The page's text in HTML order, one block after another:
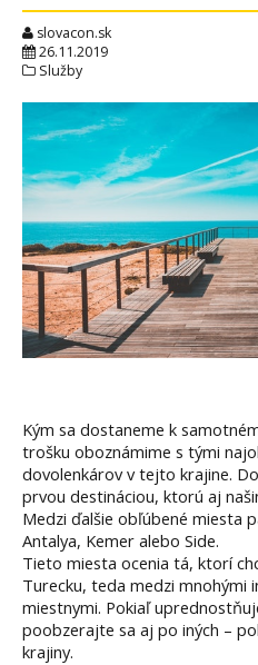
slovacon.sk
26.11.2019
Služby
Kým sa dostaneme k
trošku oboznámime s tými
dovolenkárov v tejto krajine.
prvou destináciou, ktorú aj
Medzi ďalšie obľúbené miesta
Antalya, Kemer alebo Side.
Tieto miesta ocenia tá, ktorí
Turecku, teda medzi mnohými
miestnymi. Pokiaľ
poobzerajte sa aj po iných –
krajiny.